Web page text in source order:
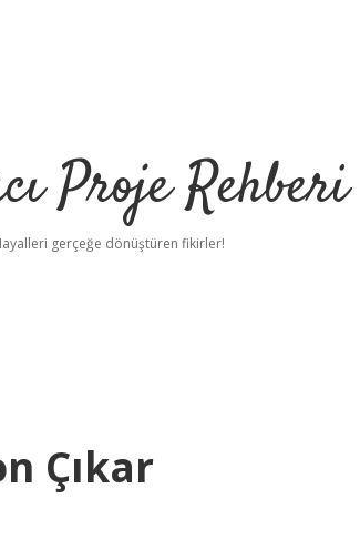
Proje Rehberi
gerçeğe dönüştüren fikirler!
Çıkar